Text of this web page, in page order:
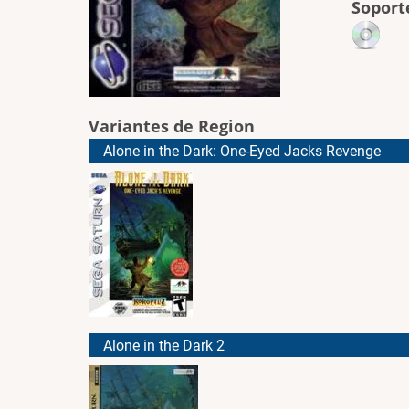
Variantes de Region
Alone in the Dark: One-Eyed Jacks Revenge
Alone in the Dark 2